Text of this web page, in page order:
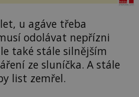
u agáve třeba
odolávat nepřízni
také stále silnějším
ze sluníčka. A stále
list zemřel.